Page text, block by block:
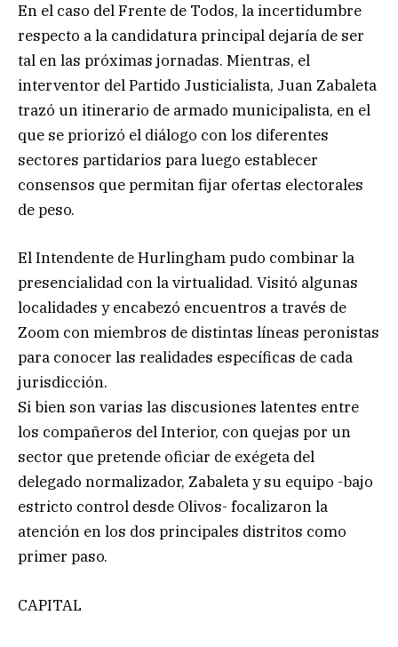
En el caso del Frente de Todos, la incertidumbre
respecto a la candidatura principal dejaría de ser
tal en las próximas jornadas. Mientras, el
interventor del Partido Justicialista, Juan Zabaleta
trazó un itinerario de armado municipalista, en el
que se priorizó el diálogo con los diferentes
sectores partidarios para luego establecer
consensos que permitan fijar ofertas electorales
de peso.
El Intendente de Hurlingham pudo combinar la
presencialidad con la virtualidad. Visitó algunas
localidades y encabezó encuentros a través de
Zoom con miembros de distintas líneas peronistas
para conocer las realidades específicas de cada
jurisdicción.
Si bien son varias las discusiones latentes entre
los compañeros del Interior, con quejas por un
sector que pretende oficiar de exégeta del
delegado normalizador, Zabaleta y su equipo -bajo
estricto control desde Olivos- focalizaron la
atención en los dos principales distritos como
primer paso.
CAPITAL